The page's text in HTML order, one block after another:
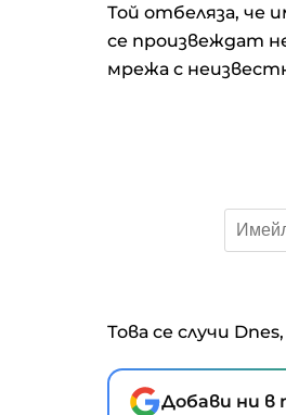
Той отбеляза, че
се произвеждат
мрежа с
Това се случи
Добави ни в